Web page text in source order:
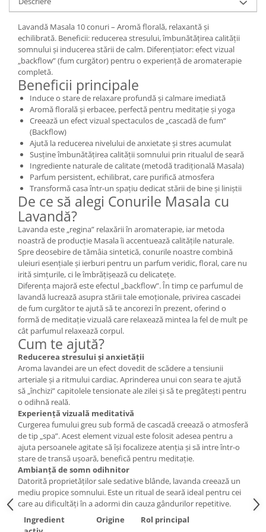
Mary & May
COSRX
BIODANCE
OOTD
Cettua
Haruharu Wonder
Medicube
ARIUL
Dr. Althea
DELLA BORN
Seminte de in
Silimarina
Spirulina
Ulei de cocos
Ulei de peste
Ulei MCT
Vitamina A
Vitamina B
Vitamina C
Vitamina D
Vitamina E
Vitamina K
Zinc
Cătină
Chlorella
Colina
Electroliti
Produse Apicole
Cacao
Lavandă Masala 10 conuri – Aromă florală, relaxantă și
echilibrată. Beneficii: reducerea stresului, îmbunătățirea calității
somnului și inducerea stării de calm. Diferențiator: efect vizual
„backflow” (fum curgător) pentru o experiență de aromaterapie
completă.
Beneficii principale
Induce o stare de relaxare profundă și calmare imediată
Aromă florală și erbacee, perfectă pentru meditație și yoga
Creează un efect vizual spectaculos de „cascadă de fum”
(Backflow)
Ajută la reducerea nivelului de anxietate și stres acumulat
Susține îmbunătățirea calității somnului prin ritualul de seară
Ingrediente naturale de calitate (metodă tradițională Masala)
Parfum persistent, echilibrat, care purifică atmosfera
Transformă casa într-un spațiu dedicat stării de bine și liniștii
De ce să alegi Conurile Masala cu
Lavandă?
Lavanda este „regina” relaxării în aromaterapie, iar metoda
noastră de producție Masala îi accentuează calitățile naturale.
Spre deosebire de tămâia sintetică, conurile noastre combină
uleiuri esențiale și ierburi pentru un parfum veridic, floral, care nu
irită simțurile, ci le îmbrățișează cu delicatețe.
Diferența majoră este efectul „backflow”. În timp ce parfumul de
lavandă lucrează asupra stării tale emoționale, privirea cascadei
de fum curgător te ajută să te ancorezi în prezent, oferind o
formă de meditație vizuală care relaxează mintea la fel de mult pe
cât parfumul relaxează corpul.
Cum te ajută?
Reducerea stresului și anxietății
Aroma lavandei are un efect dovedit de scădere a tensiunii
arteriale și a ritmului cardiac. Aprinderea unui con seara te ajută
să „închizi” capitolele tensionate ale zilei și să te pregătești pentru
o odihnă reală.
Experiență vizuală meditativă
Curgerea fumului greu sub formă de cascadă creează o atmosferă
de tip „spa”. Acest element vizual este folosit adesea pentru a
ajuta persoanele agitate să își focalizeze atenția și să intre într-o
stare de transă ușoară, benefică pentru meditație.
Ambianță de somn odihnitor
Datorită proprietăților sale sedative blânde, lavanda creează un
mediu propice somnului. Este un ritual de seară ideal pentru cei
care au dificultăți în a adormi din cauza gândurilor repetitive.
Ingredient
Origine Rol principal